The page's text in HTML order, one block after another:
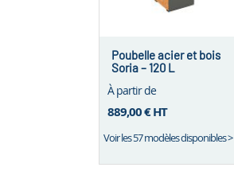
Poubelle acier et bois
Soria – 120 L
À partir de
889,00 €HT
Voir les 57 modèles disponibles >